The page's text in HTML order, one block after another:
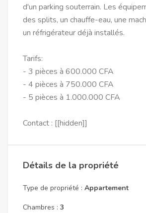
d'un parking souterrain. Les
des splits, un chauffe-eau, une
un réfrigérateur déjà installés.
Tarifs:
- 3 pièces à 600.000 CFA
- 4 pièces à 750.000 CFA
- 5 pièces à 1.000.000 CFA
Contact : [[hidden]]
Détails de la propriété
Type de propriété : Appartement
Chambres : 3